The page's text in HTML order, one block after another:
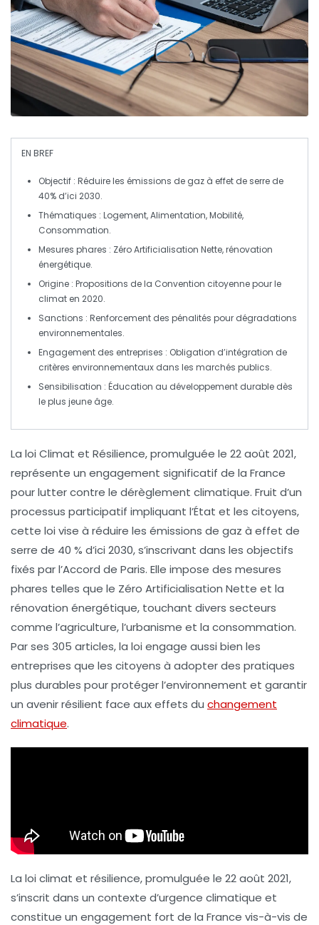
EN BREF
Objectif : Réduire les émissions de gaz à effet de serre de
40% d’ici 2030.
Thématiques : Logement,Alimentation,Mobilité,
Consommation.
Mesures phares : Zéro Artificialisation Nette,rénovation
énergétique.
Origine : Propositions de la Convention citoyenne pour le
climat en 2020.
Sanctions : Renforcement des pénalités pour dégradations
environnementales.
Engagement des entreprises : Obligation d’intégration de
critères environnementaux dans les marchés publics.
Sensibilisation : Éducation au développement durable dès
le plus jeune âge.
La loi Climat et Résilience, promulguée le 22 août 2021,
représente un engagement significatif de la France
pour lutter contre le dérèglement climatique. Fruit d’un
processus participatif impliquant l’État et les citoyens,
cette loi vise à réduire les émissions de gaz à effet de
serre de 40 % d’ici 2030, s’inscrivant dans les objectifs
fixés par l’Accord de Paris. Elle impose des mesures
phares telles que le Zéro Artificialisation Nette et la
rénovation énergétique, touchant divers secteurs
comme l’agriculture, l’urbanisme et la consommation.
Par ses 305 articles, la loi engage aussi bien les
entreprises que les citoyens à adopter des pratiques
plus durables pour protéger l’environnement et garantir
un avenir résilient face aux effets du changement
climatique.
La loi climat et résilience, promulguée le 22 août 2021,
s’inscrit dans un contexte d’urgence climatique et
constitue un engagement fort de la France vis-à-vis de